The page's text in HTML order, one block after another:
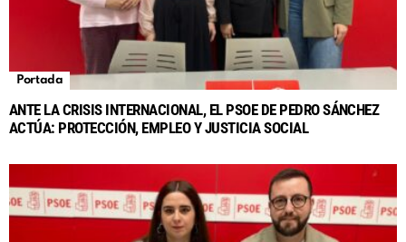
Portada
ANTE LA CRISIS INTERNACIONAL, EL PSOE DE PEDRO SÁNCHEZ
ACTÚA: PROTECCIÓN, EMPLEO Y JUSTICIA SOCIAL